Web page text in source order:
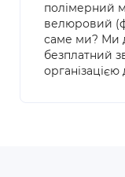
полімерний
велюровий
саме ми? Ми
безплатний